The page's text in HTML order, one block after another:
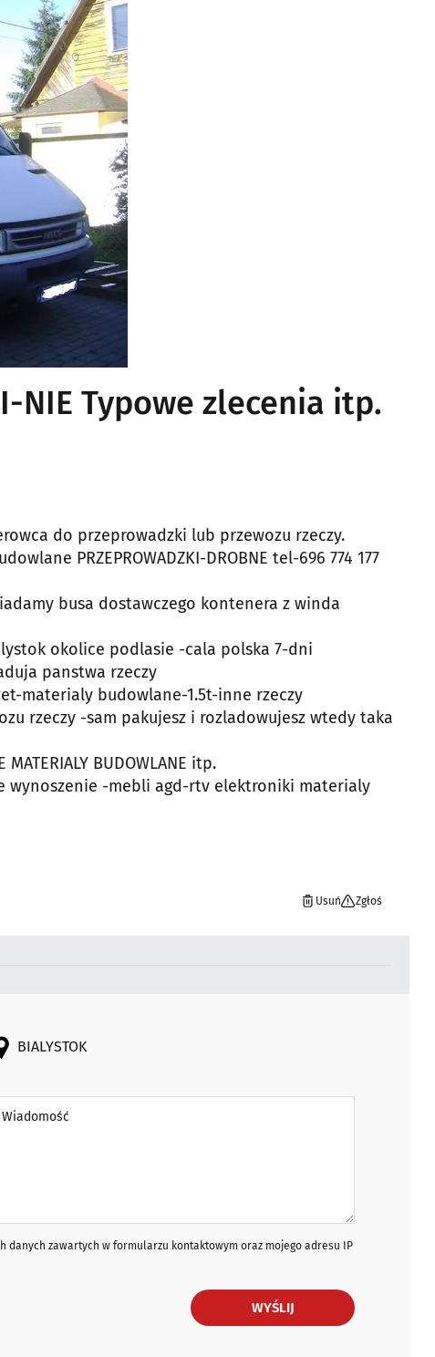
NIE Typowe zlecenia itp.
do przeprowadzki lub przewozu rzeczy.
PRZEPROWADZKI-DROBNE tel-696 774 177
busa dostawczego kontenera z winda
okolice podlasie -cala polska 7-dni
panstwa rzeczy
materialy budowlane-1.5t-inne rzeczy
rzeczy -sam pakujesz i rozladowujesz wtedy taka
MATERIALY BUDOWLANE itp.
wynoszenie -mebli agd-rtv elektroniki materialy
Usuń Zgłoś
BIALYSTOK
danych zawartych w formularzu kontaktowym oraz mojego adresu IP
WYŚLIJ